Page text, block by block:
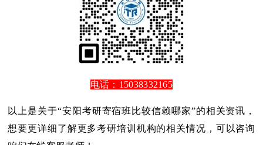
电话：15038332165
以上是关于“安阳考研寄宿班比较信赖哪家”的相关资讯，
想要更详细了解更多考研培训机构的相关情况，可以咨询